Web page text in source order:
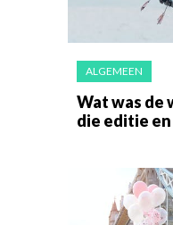
ALGEMEEN
Wat was de
die editie